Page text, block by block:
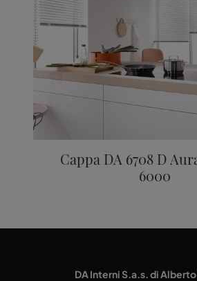
Cappa DA 6708 D
6000
DA Interni S.a.s. di